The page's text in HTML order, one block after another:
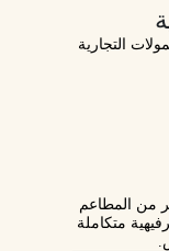
التجارية
من المطاعم
متكاملة